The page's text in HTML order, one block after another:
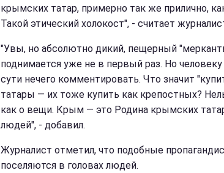
крымских татар, примерно так же прилично,
Такой этический холокост", - считает
"Увы, но абсолютно дикий, пещерный
поднимается уже не в первый раз. Но
сути нечего комментировать. Что значит
татары — их тоже купить как крепостных?
как о вещи. Крым — это Родина крымских
людей", - добавил.
Журналист отметил, что подобные
поселяются в головах людей.